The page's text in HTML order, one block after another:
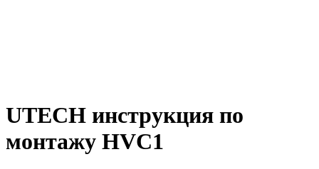
UTECH инструкция по
монтажу HVC1